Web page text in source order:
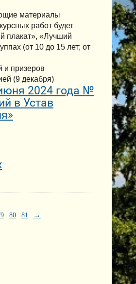
материалы
работ будет
плакат», «Лучший
(от 10 до 15 лет; от
и призеров
(9 декабря)
2024 года №
в Устав
80 81 →